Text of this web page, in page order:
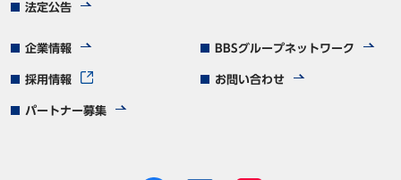
法定公告
企業情報 BBSグループネットワーク
採用情報 お問い合わせ
パートナー募集